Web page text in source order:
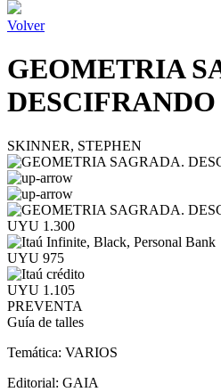
Volver
GEOMETRIA
SKINNER, STEPHEN
UYU 1.300
UYU 975
UYU 1.105
PREVENTA
Guía de talles
Temática: VARIOS
Editorial: GAIA